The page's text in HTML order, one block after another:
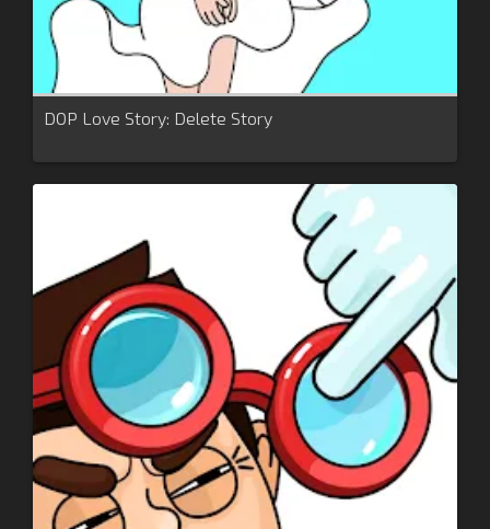
DOP Love Story: Delete Story